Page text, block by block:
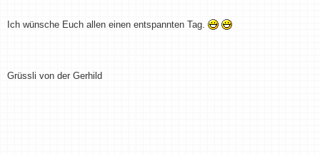
Ich wünsche Euch allen einen entspannten Tag.
Grüssli von der Gerhild